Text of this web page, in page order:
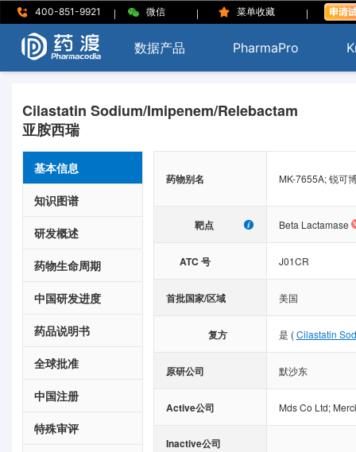
400-851-9921 | 微信 | 菜单收藏 |
数据产品 PharmaPro
Cilastatin Sodium/Imipenem/Relebactam
亚胺西瑞
基本信息
知识图谱
研发概述
药物生命周期
中国研发进度
药品说明书
全球批准
中国注册
特殊审评
药物别名 MK-7655A; 锐可
靶点 Beta Lactamase
ATC 号 J01CR
首批国家/区域 美国
复方 是 (Cilastatin
原研公司 默沙东
Active公司 Mds Co Ltd;
Inactive公司